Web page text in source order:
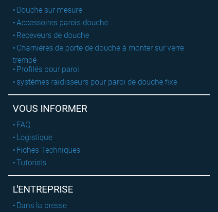
Douche sur mesure
Accessoires parois douche
Receveurs de douche
Charnières de porte de douche à monter sur verre
trempé
Profilés pour paroi
systèmes raidisseurs pour paroi de douche fixe
VOUS INFORMER
FAQ
Logistique
Fiches Techniques
Tutoriels
L'ENTREPRISE
Dans la presse